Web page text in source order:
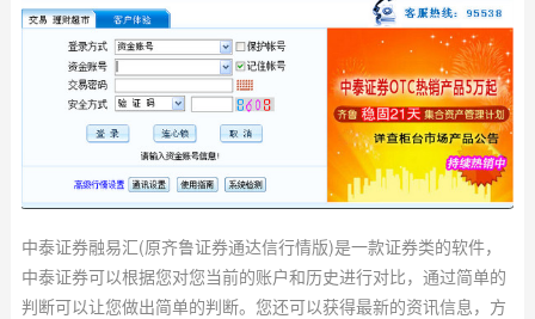
中泰证券融易汇(原齐鲁证券通达信行情版)是一款证券类的软件，
中泰证券可以根据您对您当前的账户和历史进行对比，通过简单的
判断可以让您做出简单的判断。您还可以获得最新的资讯信息，方